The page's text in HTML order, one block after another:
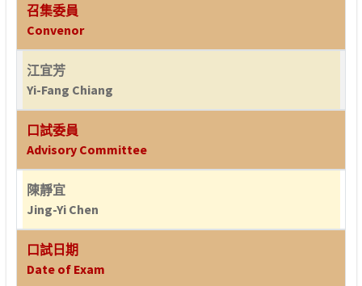
召集委員
Convenor
江宜芳
Yi-Fang Chiang
口試委員
Advisory Committee
陳靜宜
Jing-Yi Chen
口試日期
Date of Exam